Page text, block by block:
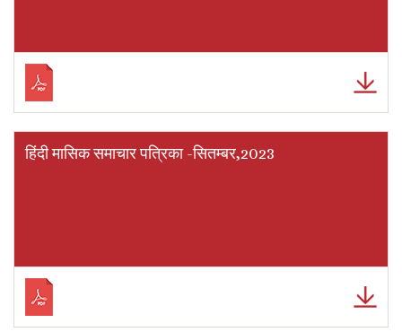
हिंदी मासिक समाचार पत्रिका -सितम्बर,2023